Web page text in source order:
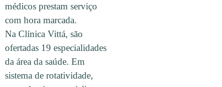
médicos prestam serviço
com hora marcada.
Na Clínica Vittá, são
ofertadas 19 especialidades
da área da saúde. Em
sistema de rotatividade,